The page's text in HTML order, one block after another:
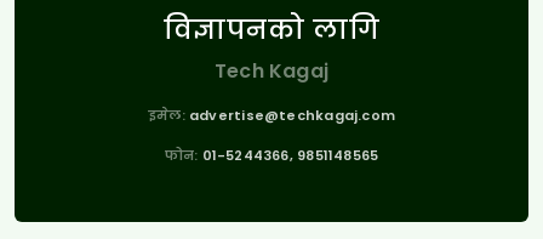
विज्ञापनको लागि
Tech Kagaj
इमेल: advertise@techkagaj.com
फोन: 01-5244366, 9851148565